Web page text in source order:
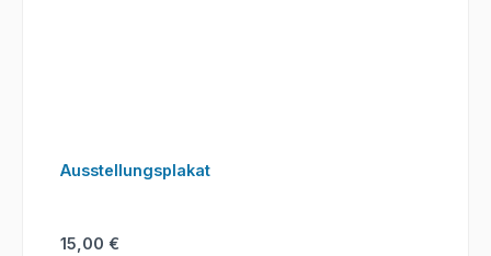
Ausstellungsplakat
Regulärer Preis:
15,00 €